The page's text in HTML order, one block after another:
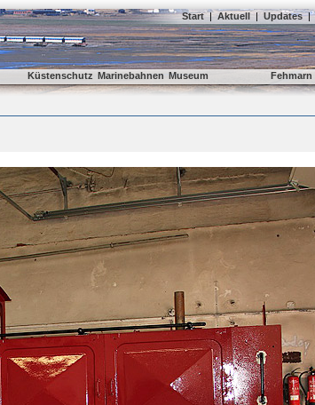
Start | Aktuell | Updates |
Küstenschutz Marinebahnen Museum Fehmarn